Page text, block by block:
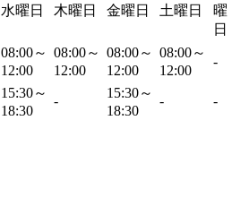
水曜日 木曜日 金曜日 土曜日
曜
日
08:00～
12:00
08:00～
12:00
08:00～
12:00
08:00～
12:00
-
15:30～
18:30
-
15:30～
18:30
- -